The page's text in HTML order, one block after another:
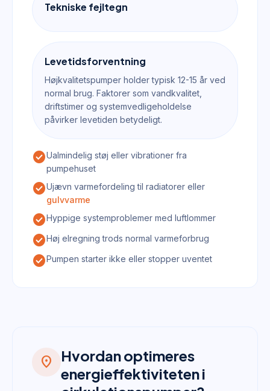
Tekniske fejltegn
Levetidsforventning
Højkvalitetspumper holder typisk 12-15 år ved
normal brug. Faktorer som vandkvalitet,
driftstimer og systemvedligeholdelse
påvirker levetiden betydeligt.
check_circleUalmindelig støj eller vibrationer fra
pumpehuset
check_circleUjævn varmefordeling til radiatorer eller
gulvvarme
check_circleHyppige systemproblemer med luftlommer
check_circleHøj elregning trods normal varmeforbrug
check_circlePumpen starter ikke eller stopper uventet
location_on
Hvordan optimeres
energieffektiviteten i